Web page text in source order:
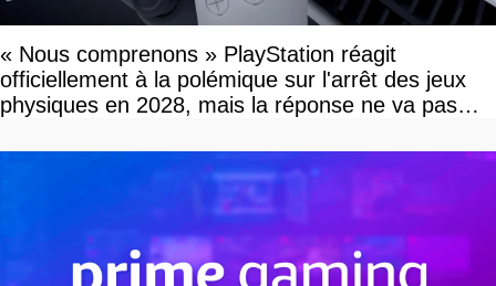
« Nous comprenons » PlayStation réagit
officiellement à la polémique sur l'arrêt des jeux
physiques en 2028, mais la réponse ne va pas